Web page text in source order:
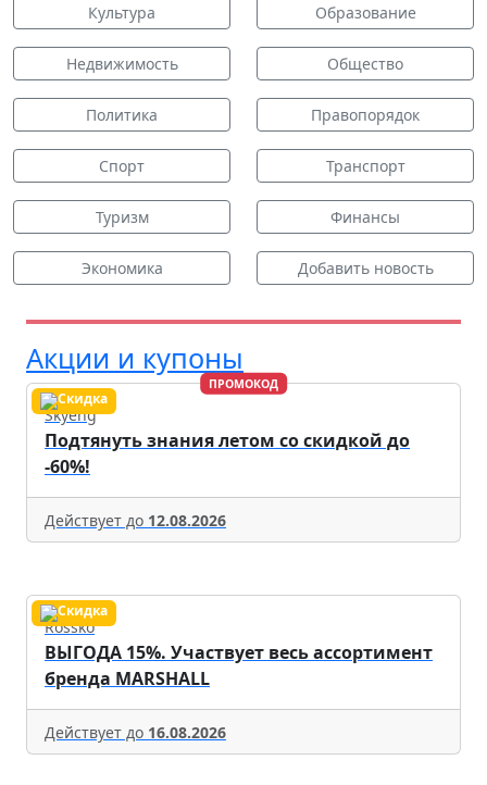
Культура Образование
Недвижимость Общество
Политика Правопорядок
Спорт Транспорт
Туризм Финансы
Экономика Добавить новость
Акции и купоны
ПРОМОКОД
Skyeng
Подтянуть знания летом со скидкой до
-60%!
Действует до 12.08.2026
Rossko
ВЫГОДА 15%. Участвует весь ассортимент
бренда MARSHALL
Действует до 16.08.2026